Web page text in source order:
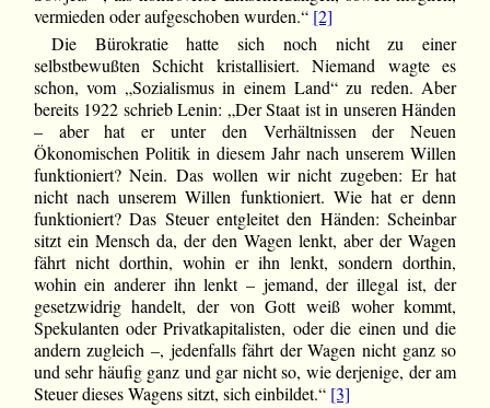
vermieden oder aufgeschoben wurden.“ [2]
Die Bürokratie hatte sich noch nicht zu einer
selbstbewußten Schicht kristallisiert. Niemand wagte es
schon, vom „Sozialismus in einem Land“ zu reden. Aber
bereits 1922 schrieb Lenin: „Der Staat ist in unseren Händen
– aber hat er unter den Verhältnissen der Neuen
Ökonomischen Politik in diesem Jahr nach unserem Willen
funktioniert? Nein. Das wollen wir nicht zugeben: Er hat
nicht nach unserem Willen funktioniert. Wie hat er denn
funktioniert? Das Steuer entgleitet den Händen: Scheinbar
sitzt ein Mensch da, der den Wagen lenkt, aber der Wagen
fährt nicht dorthin, wohin er ihn lenkt, sondern dorthin,
wohin ein anderer ihn lenkt – jemand, der illegal ist, der
gesetzwidrig handelt, der von Gott weiß woher kommt,
Spekulanten oder Privatkapitalisten, oder die einen und die
andern zugleich –, jedenfalls fährt der Wagen nicht ganz so
und sehr häufig ganz und gar nicht so, wie derjenige, der am
Steuer dieses Wagens sitzt, sich einbildet.“ [3]